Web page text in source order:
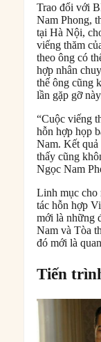
Trao đổi với
Nam Phong,
tại Hà Nội,
viếng thăm
theo ông có
hợp nhân
thế ông cũng
lần gặp gỡ
“Cuộc viếng
hỗn hợp họp
Nam. Kết
thấy cũng
Ngọc Nam
Linh mục cho
tác hỗn hợp
mới là những
Nam và Tòa
đó mới là
Tiến